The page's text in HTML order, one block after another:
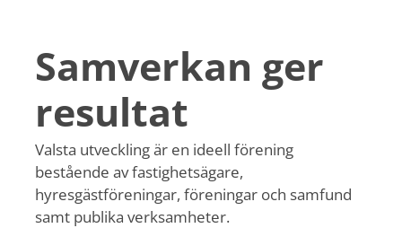
Samverkan ger
resultat
Valsta utveckling är en ideell förening
bestående av fastighetsägare,
hyresgästföreningar, föreningar och samfund
samt publika verksamheter.